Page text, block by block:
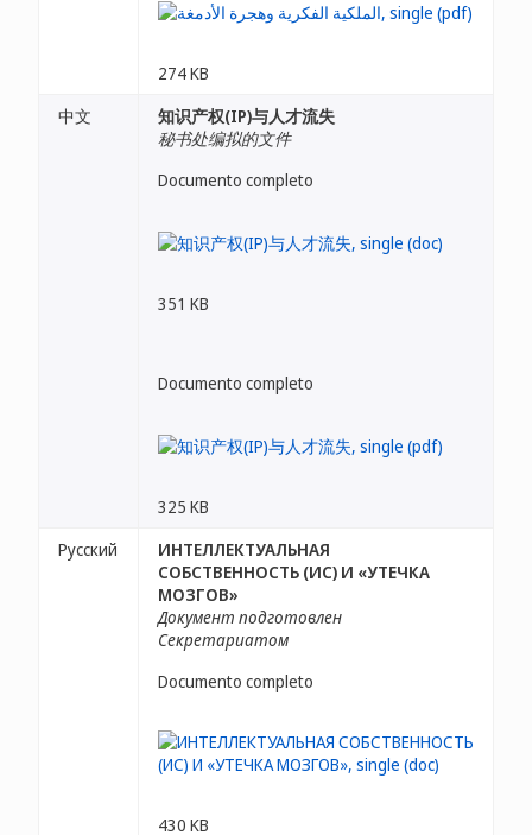
274 KB
中文
知识产权(IP)与人才流失
秘书处编拟的文件
Documento completo
351 KB
Documento completo
325 KB
Русский
ИНТЕЛЛЕКТУАЛЬНАЯ
СОБСТВЕННОСТЬ (ИС) И «УТЕЧКА
МОЗГОВ»
Документ подготовлен
Секретариатом
Documento completo
430 KB